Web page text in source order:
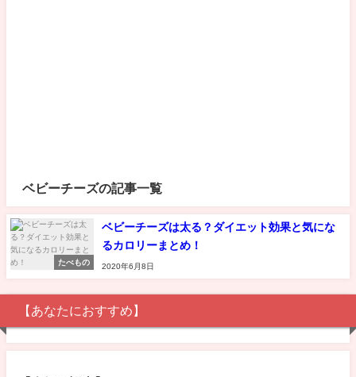
ベビーチーズの記事一覧
たべもの
ベビーチーズは太る？ダイエット効果と気にな
るカロリーまとめ！
2020年6月8日
【あなたにおすすめ】